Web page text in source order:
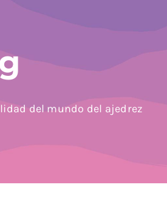
del mundo del ajedrez